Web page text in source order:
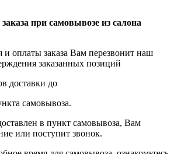
при самовывозе из салона
оплаты заказа Вам перезвонит наш
заказанных позиций
доставки до
самовывоза.
в пункт самовывоза, Вам
или поступит звонок.